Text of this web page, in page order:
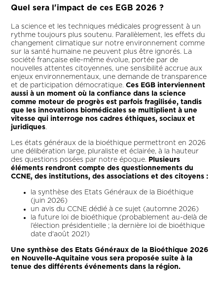
Quel sera l'impact de ces EGB 2026 ?
La science et les techniques médicales progressent à un
rythme toujours plus soutenu. Parallèlement, les effets du
changement climatique sur notre environnement comme
sur la santé humaine ne peuvent plus être ignorés. La
société française elle-même évolue, portée par de
nouvelles attentes citoyennes, une sensibilité accrue aux
enjeux environnementaux, une demande de transparence
et de participation démocratique.Ces EGB interviennent
aussi à un moment où la confiance dans la science
comme moteur de progrès est parfois fragilisée, tandis
que les innovations biomédicales se multiplient à une
vitesse qui interroge nos cadres éthiques, sociaux et
juridiques.
Les états généraux de la bioéthique permettront en 2026
une délibération large, pluraliste et éclairée, à la hauteur
des questions posées par notre époque. Plusieurs
éléments rendront compte des questionnements du
CCNE, des institutions, des associations et des citoyens :
la synthèse des Etats Généraux de la Bioéthique
(juin 2026)
un avis du CCNE dédié à ce sujet (automne 2026)
la future loi de bioéthique (probablement au-delà de
l’élection présidentielle ; la dernière loi de bioéthique
date d'août 2021)
Une synthèse des Etats Généraux de la Bioéthique 2026
en Nouvelle-Aquitaine vous sera proposée suite à la
tenue des différents événements dans la région.